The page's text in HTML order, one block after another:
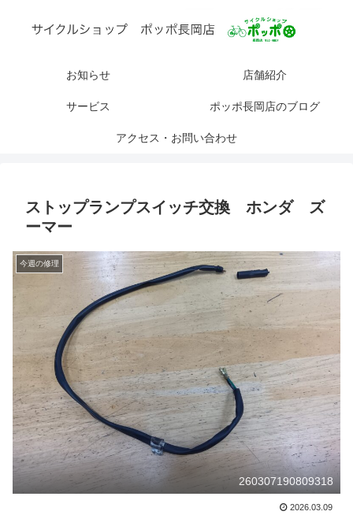
お知らせ 店舗紹介
サービス ポッポ長岡店のブログ
アクセス・お問い合わせ
ストップランプスイッチ交換 ホンダ ズ
ーマー
今週の修理
260307190809318
2026.03.09